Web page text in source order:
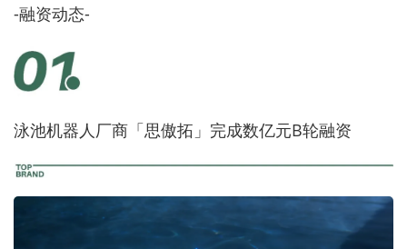
-融资动态-
泳池机器人厂商「思傲拓」完成数亿元B轮融资